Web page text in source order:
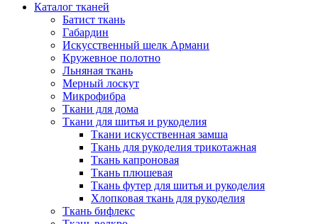
Каталог тканей
Батист ткань
Габардин
Искусственный шелк Армани
Кружевное полотно
Льняная ткань
Мерный лоскут
Микрофибра
Ткани для дома
Ткани для шитья и рукоделия
Ткани искусственная замша
Ткань для рукоделия трикотажная
Ткань капроновая
Ткань плюшевая
Ткань футер для шитья и рукоделия
Хлопковая ткань для рукоделия
Ткань бифлекс